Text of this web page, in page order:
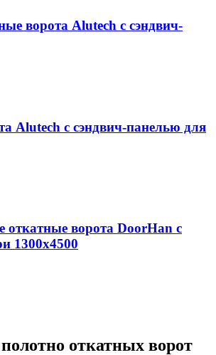
ворота Alutech с сэндвич-
Alutech с сэндвич-панелью для
откатные ворота DoorHan с
1300х4500
откатных ворот